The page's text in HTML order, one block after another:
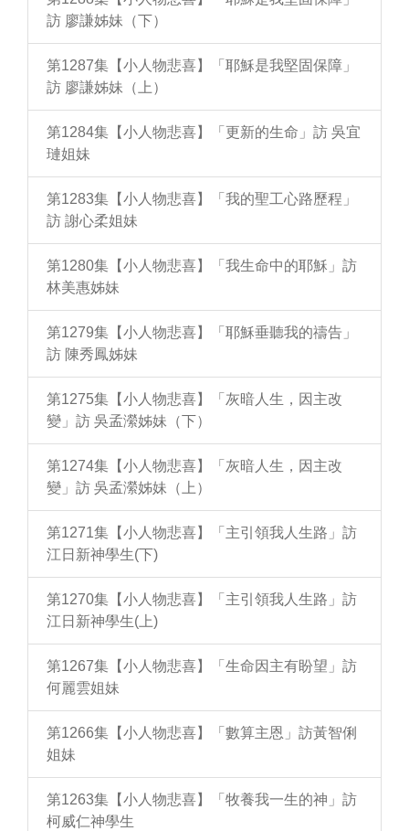
訪 廖謙姊妹（下）
第1287集【小人物悲喜】「耶穌是我堅固保障」
訪 廖謙姊妹（上）
第1284集【小人物悲喜】「更新的生命」訪 吳宜
璉姐妹
第1283集【小人物悲喜】「我的聖工心路歷程」
訪 謝心柔姐妹
第1280集【小人物悲喜】「我生命中的耶穌」訪
林美惠姊妹
第1279集【小人物悲喜】「耶穌垂聽我的禱告」
訪 陳秀鳳姊妹
第1275集【小人物悲喜】「灰暗人生，因主改
變」訪 吳孟瀠姊妹（下）
第1274集【小人物悲喜】「灰暗人生，因主改
變」訪 吳孟瀠姊妹（上）
第1271集【小人物悲喜】「主引領我人生路」訪
江日新神學生(下)
第1270集【小人物悲喜】「主引領我人生路」訪
江日新神學生(上)
第1267集【小人物悲喜】「生命因主有盼望」訪
何麗雲姐妹
第1266集【小人物悲喜】「數算主恩」訪黃智俐
姐妹
第1263集【小人物悲喜】「牧養我一生的神」訪
柯威仁神學生